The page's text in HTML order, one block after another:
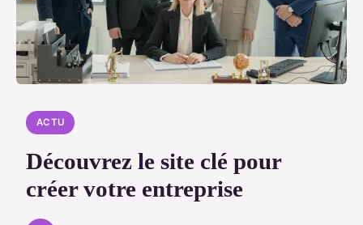
ACTU
Découvrez le site clé pour
créer votre entreprise